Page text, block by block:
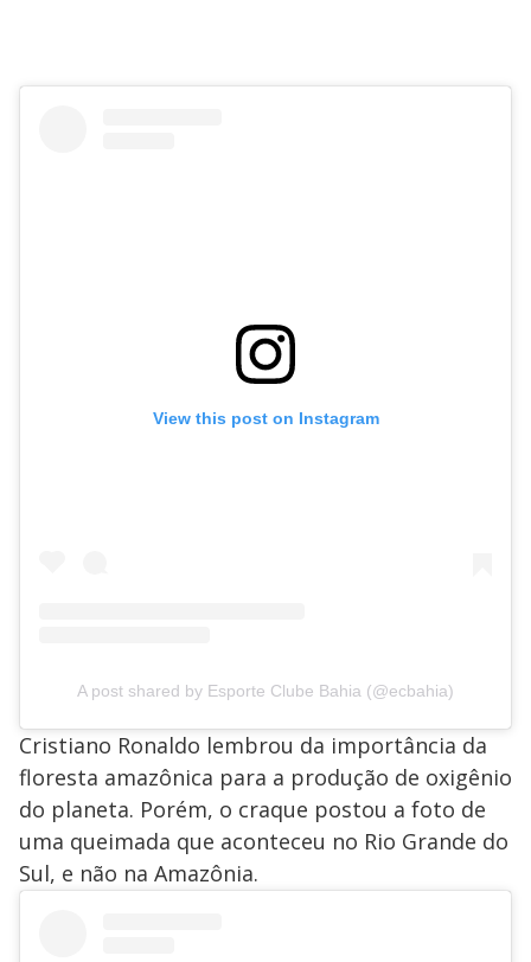
View this post on Instagram
A post shared by Esporte Clube Bahia (@ecbahia)
Cristiano Ronaldo lembrou da importância da
floresta amazônica para a produção de oxigênio
do planeta. Porém, o craque postou a foto de
uma queimada que aconteceu no Rio Grande do
Sul, e não na Amazônia.